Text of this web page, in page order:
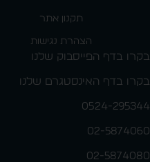
תקנון אתר
הצהרת נגישות
בקרו בדף הפייסבוק שלנו
בקרו בדף האינסטגרם שלנו
0524-295344
02-5874060
02-5874080